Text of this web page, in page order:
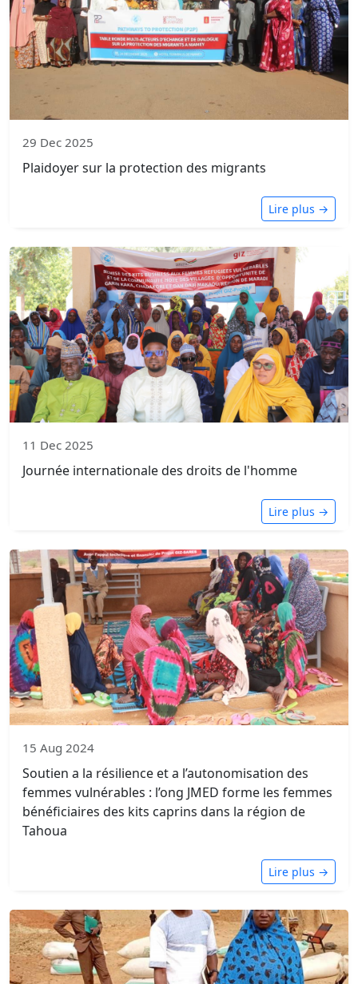
29 Dec 2025
Plaidoyer sur la protection des migrants
Lire plus →
11 Dec 2025
Journée internationale des droits de l'homme
Lire plus →
15 Aug 2024
Soutien a la résilience et a l’autonomisation des
femmes vulnérables : l’ong JMED forme les femmes
bénéficiaires des kits caprins dans la région de
Tahoua
Lire plus →